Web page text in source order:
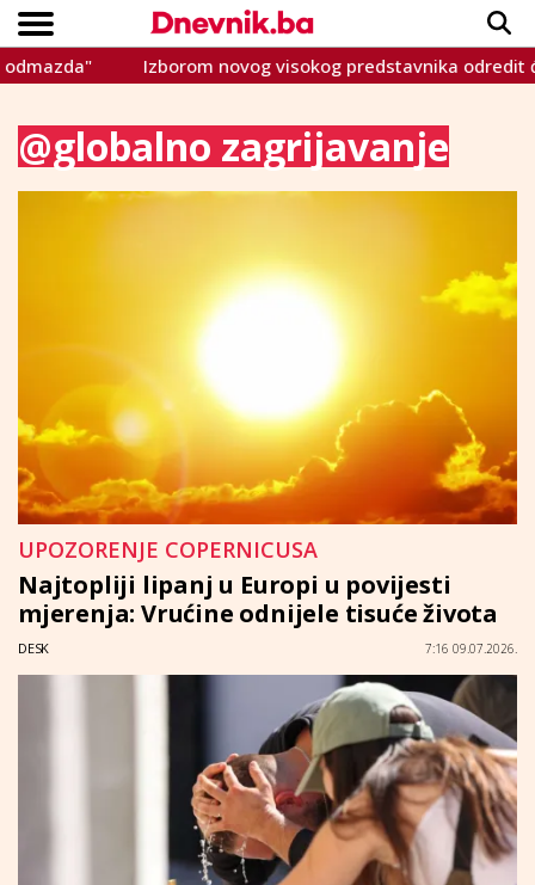
VIJESTI
SPORT
INTERVIEW
TEME
CRNA KRONIKA
LIFESTYLE
Copyright © Dnevnik.ba 2023.
Izborom novog visokog predstavnika odredit će se
@globalno zagrijavanje
UPOZORENJE COPERNICUSA
Najtopliji lipanj u Europi u povijesti
mjerenja: Vrućine odnijele tisuće života
DESK 7:16 09.07.2026.